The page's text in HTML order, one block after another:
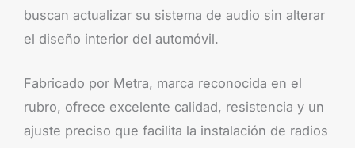
buscan actualizar su sistema de audio sin alterar
el diseño interior del automóvil.
Fabricado por Metra, marca reconocida en el
rubro, ofrece excelente calidad, resistencia y un
ajuste preciso que facilita la instalación de radios